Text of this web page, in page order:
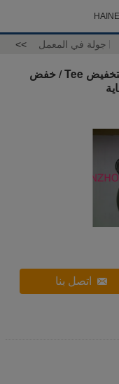
جولة في المعمل >>
904L 2205 310S الفولاذ المقاوم للصدأ التخفيض Tee / خفض
اتصل بنا